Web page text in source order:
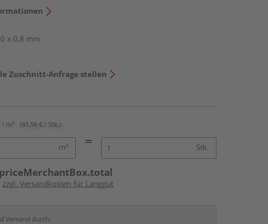
x 0,8 mm
Zuschnitt-Anfrage stellen
/ m² (81,56 € / Stk.)
m² Stk.
zzgl. Versandkosten für Langgut
Versand durch: